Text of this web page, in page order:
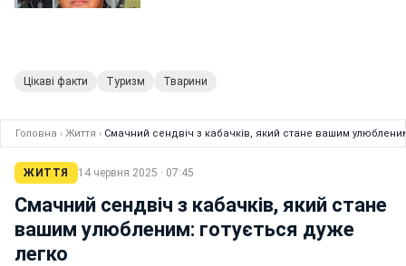
Цікаві факти Туризм Тварини
Головна › Життя › Смачний сендвіч з кабачків, який стане вашим
ЖИТТЯ 14 червня 2025 · 07:45
Смачний сендвіч з кабачків, який стане
вашим улюбленим: готується дуже
легко